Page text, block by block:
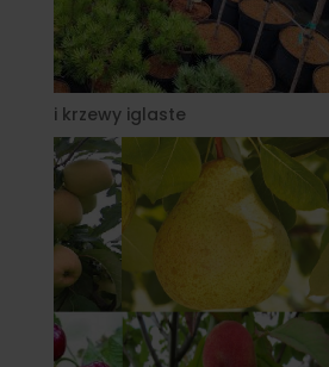
i krzewy iglaste